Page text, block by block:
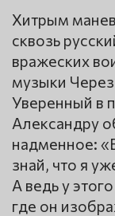
Хитрым
сквозь
вражеских
музыки
Уверенный в
Александру
надменное:
знай, что я
А ведь у
где он